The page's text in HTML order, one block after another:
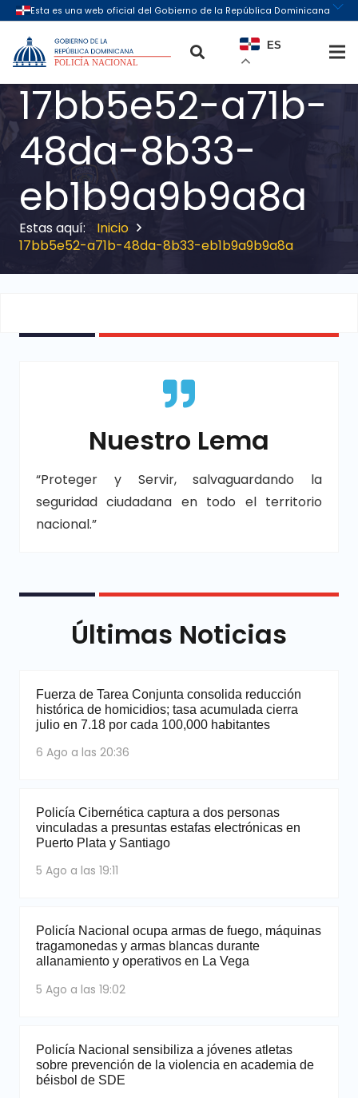
ES
17bb5e52-a71b-
48da-8b33-
eb1b9a9b9a8a
Inicio
17bb5e52-a71b-48da-8b33-eb1b9a9b9a8a
Nuestro Lema
“Proteger y Servir, salvaguardando la
seguridad ciudadana en todo el territorio
nacional.”
Últimas Noticias
Fuerza de Tarea Conjunta consolida reducción
histórica de homicidios; tasa acumulada cierra
julio en 7.18 por cada 100,000 habitantes
6 Ago a las 20:36
Policía Cibernética captura a dos personas
vinculadas a presuntas estafas electrónicas en
Puerto Plata y Santiago
5 Ago a las 19:11
Policía Nacional ocupa armas de fuego, máquinas
tragamonedas y armas blancas durante
allanamiento y operativos en La Vega
5 Ago a las 19:02
Policía Nacional sensibiliza a jóvenes atletas
sobre prevención de la violencia en academia de
béisbol de SDE